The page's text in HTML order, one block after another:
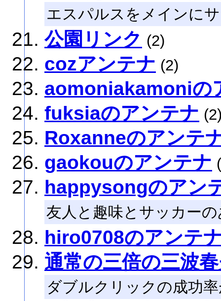
エスパルスをメインに
公園リンク (2)
cozアンテナ (2)
aomoniakamoniの
fuksiaのアンテナ
Roxanneのアンテ
gaokouのアンテナ
happysongのアン
友人と趣味とサッカー
hiro0708のアンテ
通常の三倍の三波
ダブルクリックの成功